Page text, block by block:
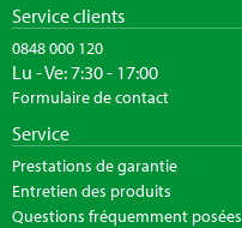
Service clients
0848 000 120
Lu - Ve: 7:30 - 17:00
Formulaire de contact
Service
Prestations de garantie
Entretien des produits
Questions fréquemment posées